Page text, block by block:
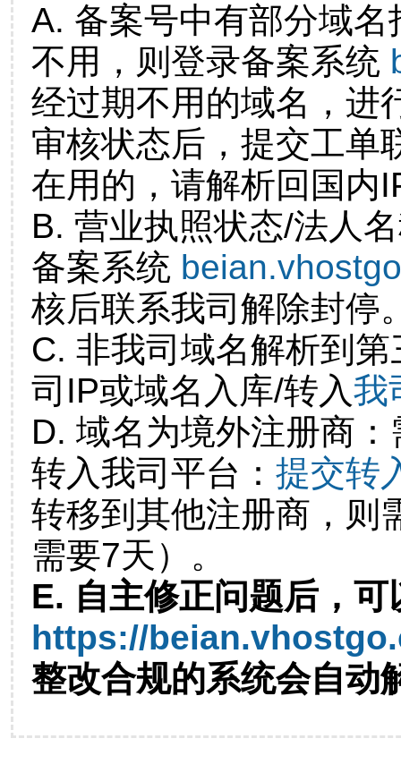
A. 备案号中有部分域
不用，则登录备案系统
经过期不用的域名，进
审核状态后，提交工单
在用的，请解析回国内
B. 营业执照状态/法人
备案系统
核后联系我司解除封停
C. 非我司域名解析到
司IP或域名入库/转入我
D. 域名为境外注册商
转入我司平台： 提交转
转移到其他注册商，则
需要7天）。
E. 自主修正问题后，可
https://
整改合规的系统会自动